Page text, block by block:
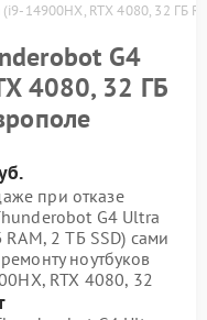
14900HX, RTX 4080, 32 ГБ
G4
4080, 32 ГБ
при отказе
G4 Ultra
2 ТБ SSD) сами
ноутбуков
RTX 4080, 32